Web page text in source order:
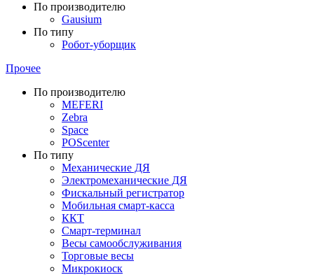
По производителю
Gausium
По типу
Робот-уборщик
Прочее
По производителю
MEFERI
Zebra
Space
POScenter
По типу
Механические ДЯ
Электромеханические ДЯ
Фискальный регистратор
Мобильная смарт-касса
ККТ
Смарт-терминал
Весы самообслуживания
Торговые весы
Микрокиоск